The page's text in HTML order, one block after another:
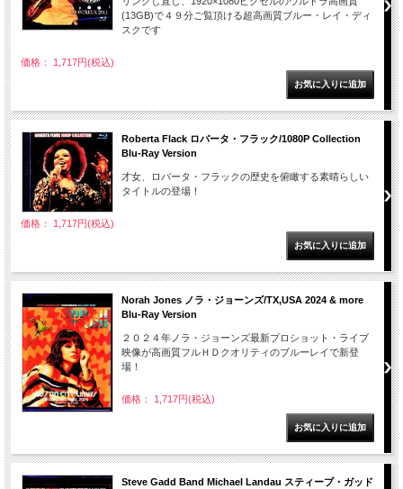
(13GB)で４９分ご覧頂ける超高画質ブルー・レイ・ディ
スクです
価格： 1,717円(税込)
Roberta Flack ロバータ・フラック/1080P Collection
Blu-Ray Version
才女、ロバータ・フラックの歴史を俯瞰する素晴らしい
タイトルの登場！
価格： 1,717円(税込)
Norah Jones ノラ・ジョーンズ/TX,USA 2024 & more
Blu-Ray Version
２０２４年ノラ・ジョーンズ最新プロショット・ライブ
映像が高画質フルＨＤクオリティのブルーレイで新登
場！
価格： 1,717円(税込)
Steve Gadd Band Michael Landau スティーブ・ガッド